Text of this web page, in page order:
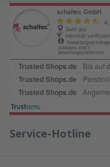
Service-Hotline